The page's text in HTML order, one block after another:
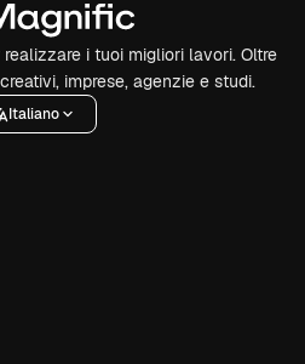
i tuoi migliori lavori. Oltre
imprese, agenzie e studi.
Italiano